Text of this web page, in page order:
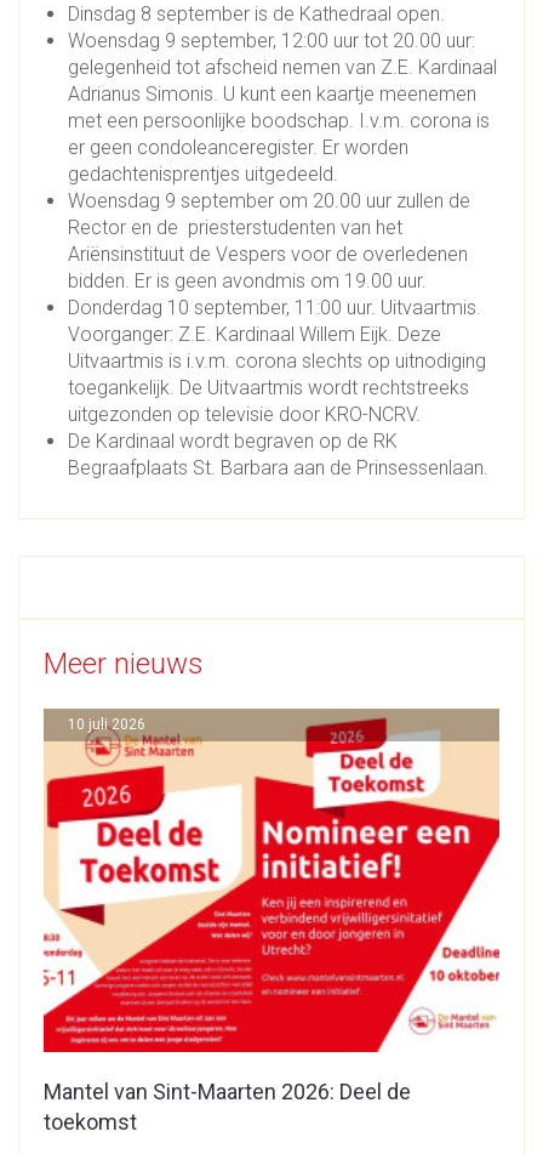
Dinsdag 8 september is de Kathedraal open.
Woensdag 9 september, 12:00 uur tot 20.00 uur:
gelegenheid tot afscheid nemen van Z.E. Kardinaal
Adrianus Simonis. U kunt een kaartje meenemen
met een persoonlijke boodschap. I.v.m. corona is
er geen condoleanceregister. Er worden
gedachtenisprentjes uitgedeeld.
Woensdag 9 september om 20.00 uur zullen de
Rector en de priesterstudenten van het
Ariënsinstituut de Vespers voor de overledenen
bidden. Er is geen avondmis om 19.00 uur.
Donderdag 10 september, 11:00 uur. Uitvaartmis.
Voorganger: Z.E. Kardinaal Willem Eijk. Deze
Uitvaartmis is i.v.m. corona slechts op uitnodiging
toegankelijk. De Uitvaartmis wordt rechtstreeks
uitgezonden op televisie door KRO-NCRV.
De Kardinaal wordt begraven op de RK
Begraafplaats St. Barbara aan de Prinsessenlaan.
Meer nieuws
Mantel van Sint-Maarten 2026: Deel de
toekomst
10 juli 2026